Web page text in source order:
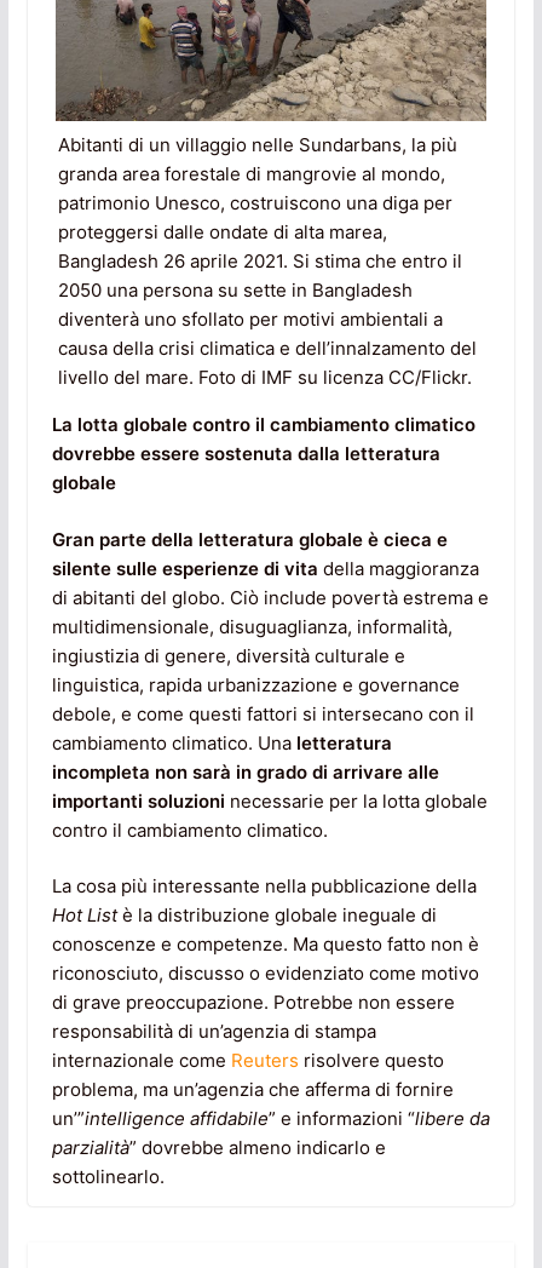
Abitanti di un villaggio nelle Sundarbans, la più
granda area forestale di mangrovie al mondo,
patrimonio Unesco, costruiscono una diga per
proteggersi dalle ondate di alta marea,
Bangladesh 26 aprile 2021. Si stima che entro il
2050 una persona su sette in Bangladesh
diventerà uno sfollato per motivi ambientali a
causa della crisi climatica e dell’innalzamento del
livello del mare. Foto di IMF su licenza CC/Flickr.
La lotta globale contro il cambiamento climatico
dovrebbe essere sostenuta dalla letteratura
globale
Gran parte della letteratura globale è cieca e
silente sulle esperienze di vita della maggioranza
di abitanti del globo. Ciò include povertà estrema e
multidimensionale, disuguaglianza, informalità,
ingiustizia di genere, diversità culturale e
linguistica, rapida urbanizzazione e governance
debole, e come questi fattori si intersecano con il
cambiamento climatico. Una letteratura
incompleta non sarà in grado di arrivare alle
importanti soluzioni necessarie per la lotta globale
contro il cambiamento climatico.
La cosa più interessante nella pubblicazione della
Hot Listè la distribuzione globale ineguale di
conoscenze e competenze. Ma questo fatto non è
riconosciuto, discusso o evidenziato come motivo
di grave preoccupazione. Potrebbe non essere
responsabilità di un’agenzia di stampa
internazionale come Reuters risolvere questo
problema, ma un’agenzia che afferma di fornire
un’”intelligence affidabile” e informazioni “libere da
parzialità” dovrebbe almeno indicarlo e
sottolinearlo.